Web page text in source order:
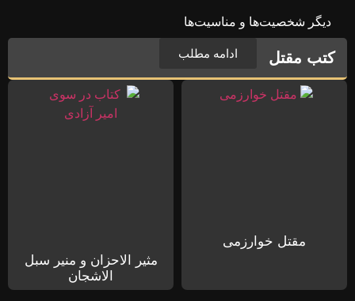
دیگر شخصیت‌ها و مناسیت‌ها
کتب مقتل ادامه مطلب
مقتل خوارزمی
مثیر الاحزان و منیر سبل
الاشجان